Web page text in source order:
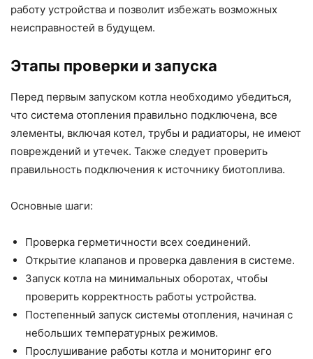
работу устройства и позволит избежать возможных
неисправностей в будущем.
Этапы проверки и запуска
Перед первым запуском котла необходимо убедиться,
что система отопления правильно подключена, все
элементы, включая котел, трубы и радиаторы, не имеют
повреждений и утечек. Также следует проверить
правильность подключения к источнику биотоплива.
Основные шаги:
Проверка герметичности всех соединений.
Открытие клапанов и проверка давления в системе.
Запуск котла на минимальных оборотах, чтобы
проверить корректность работы устройства.
Постепенный запуск системы отопления, начиная с
небольших температурных режимов.
Прослушивание работы котла и мониторинг его